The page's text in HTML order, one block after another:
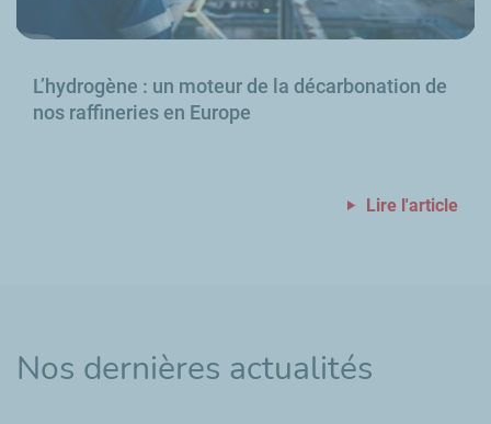
L’hydrogène : un moteur de la décarbonation de
nos raffineries en Europe
Lire l'article
Nos dernières actualités